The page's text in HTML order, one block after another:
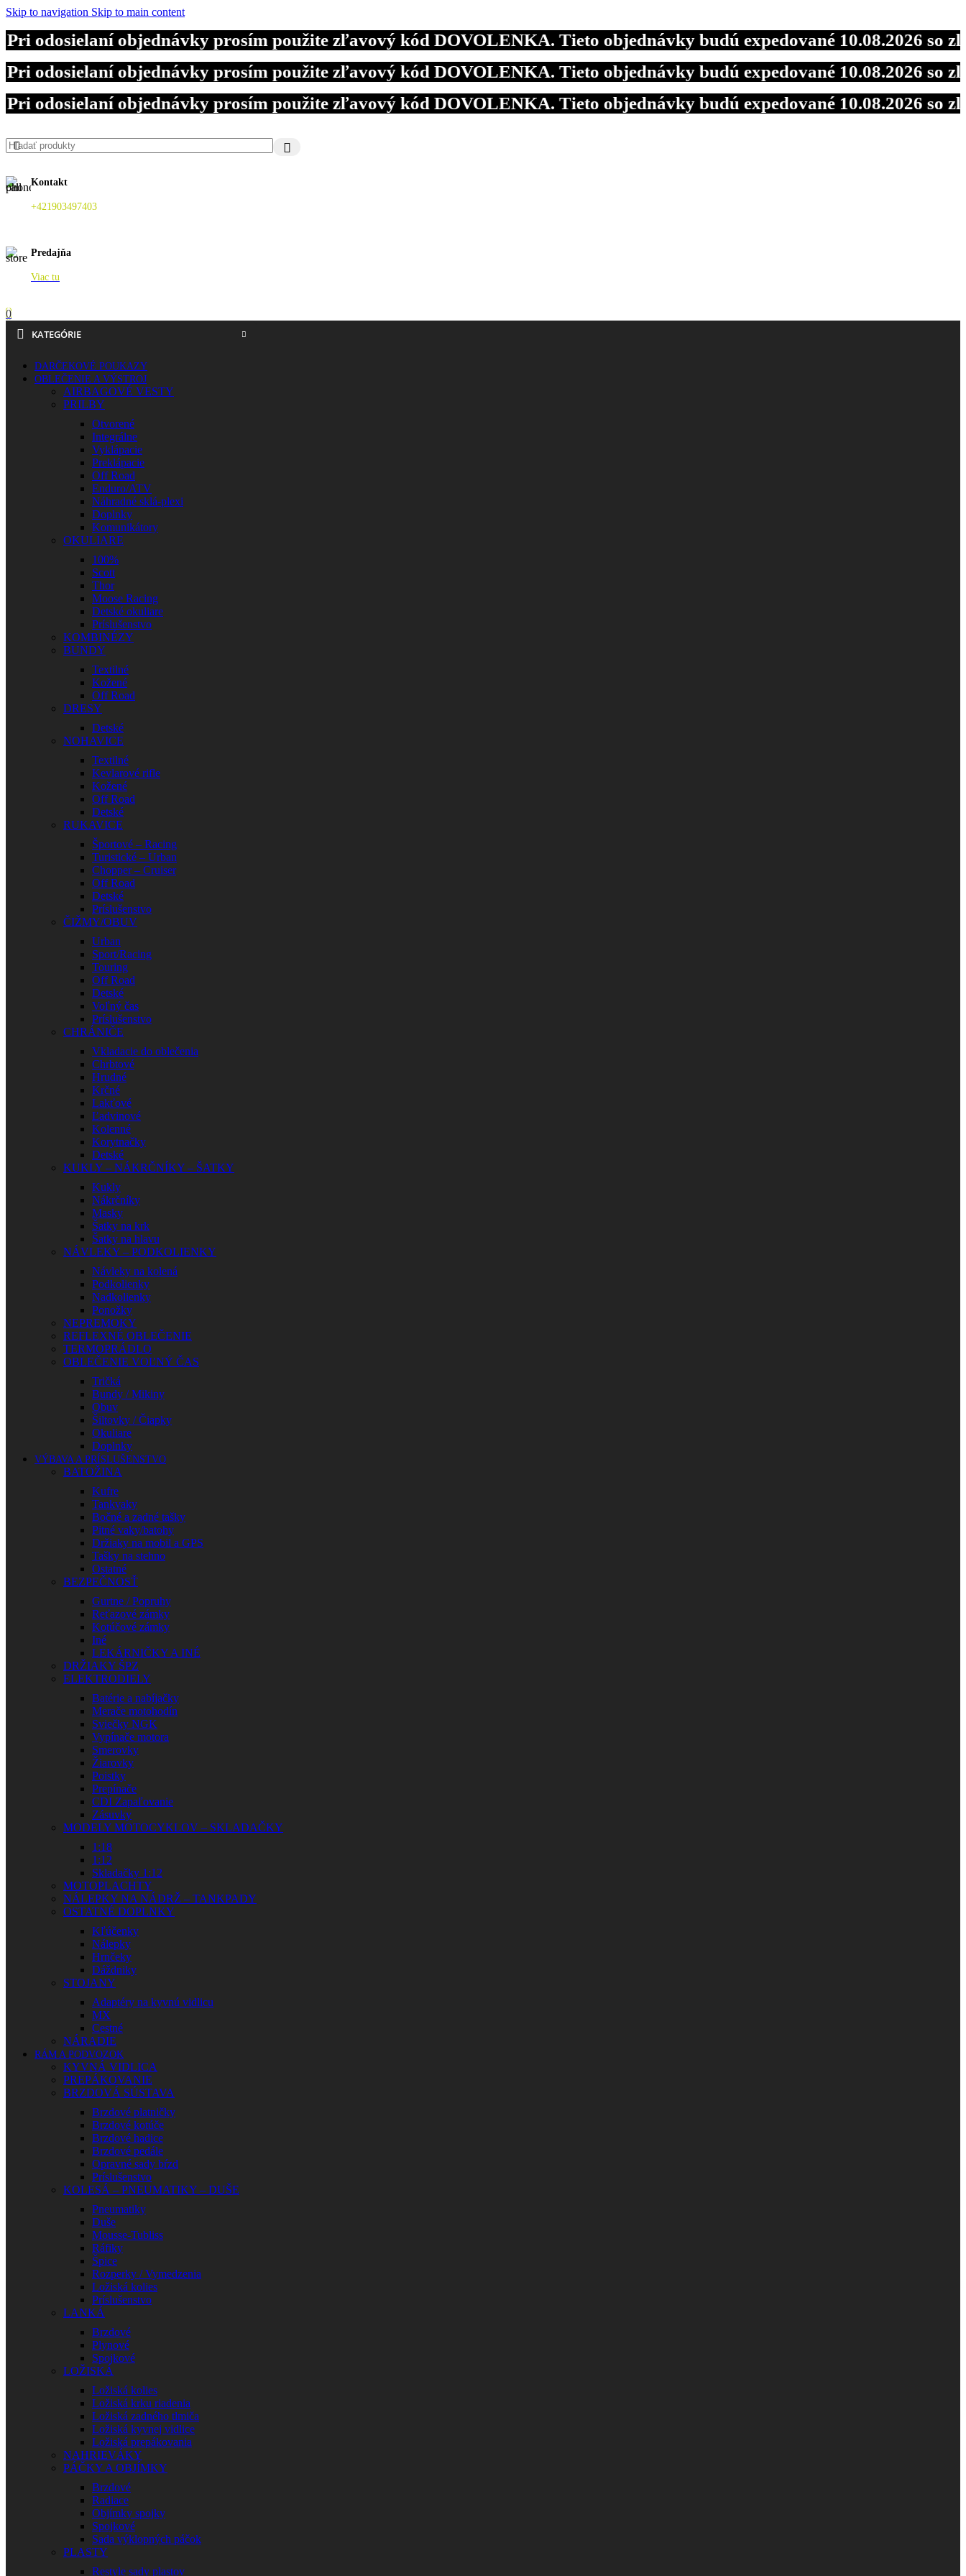
Skip to navigation Skip to main content
objednávky prosím použite zľavový kód DOVOLENKA. Tieto objednávky budú expedované 10.08.2026 so zľavou
objednávky prosím použite zľavový kód DOVOLENKA. Tieto objednávky budú expedované 10.08.2026 so zľavou
objednávky prosím použite zľavový kód DOVOLENKA. Tieto objednávky budú expedované 10.08.2026 so zľavou
Kontakt
+421903497403
Predajňa
Viac tu
0
KATEGÓRIE
DARČEKOVÉ POUKAZY
OBLEČENIE A VÝSTROJ
AIRBAGOVÉ VESTY
PRILBY
Otvorené
Integrálne
Vyklápacie
Preklápacie
Off Road
Enduro/ATV
Náhradné sklá-plexi
Doplnky
Komunikátory
OKULIARE
100%
Scott
Thor
Moose Racing
Detské okuliare
Príslušenstvo
KOMBINÉZY
BUNDY
Textilné
Kožené
Off Road
DRESY
Detské
NOHAVICE
Textilné
Kevlarové rifle
Kožené
Off Road
Detské
RUKAVICE
Športové – Racing
Turistické – Urban
Chopper – Cruiser
Off Road
Detské
Príslušenstvo
ČIŽMY/OBUV
Urban
Sport/Racing
Touring
Off Road
Detské
Voľný čas
Príslušenstvo
CHRÁNIČE
Vkladacie do oblečenia
Chrbtové
Hrudné
Krčné
Lakťové
Ľadvinové
Kolenné
Korytnačky
Detské
KUKLY – NÁKRČNÍKY – ŠATKY
Kukly
Nákrčníky
Masky
Šatky na krk
Šatky na hlavu
NÁVLEKY – PODKOLIENKY
Návleky na kolená
Podkolienky
Nadkolienky
Ponožky
NEPREMOKY
REFLEXNÉ OBLEČENIE
TERMOPRÁDLO
OBLEČENIE VOĽNÝ ČAS
Tričká
Bundy / Mikiny
Obuv
Šiltovky / Čiapky
Okuliare
Doplnky
VÝBAVA A PRÍSLUŠENSTVO
BATOŽINA
Kufre
Tankvaky
Bočné a zadné tašky
Pitné vaky/batohy
Držiaky na mobil a GPS
Tašky na stehno
Ostatné
BEZPEČNOSŤ
Gurtne / Popruhy
Reťazové zámky
Kotúčové zámky
Iné
LEKÁRNIČKY A INÉ
DRŽIAKY ŠPZ
ELEKTRODIELY
Batérie a nabíjačky
Merače motohodín
Sviečky NGK
Vypínače motora
Smerovky
Žiarovky
Poistky
Prepínače
CDI Zapaľovanie
Zásuvky
MODELY MOTOCYKLOV – SKLADAČKY
1:18
1:12
Skladačky 1:12
MOTOPLACHTY
NÁLEPKY NA NÁDRŽ – TANKPADY
OSTATNÉ DOPLNKY
Kľúčenky
Nálepky
Hrnčeky
Dáždniky
STOJANY
Adaptéry na kyvnú vidlicu
MX
Cestné
NÁRADIE
RÁM A PODVOZOK
KYVNÁ VIDLICA
PREPÁKOVANIE
BRZDOVÁ SÚSTAVA
Brzdové platničky
Brzdové kotúče
Brzdové hadice
Brzdové pedále
Opravné sady bŕzd
Príslušenstvo
KOLESÁ – PNEUMATIKY – DUŠE
Pneumatiky
Duše
Mousse-Tubliss
Ráfiky
Špice
Rozperky / Vymedzenia
Ložiská kolies
Príslušenstvo
LANKÁ
Brzdové
Plynové
Spojkové
LOŽISKÁ
Ložiská kolies
Ložiská krku riadenia
Ložiská zadného tlmiča
Ložiská kyvnej vidlice
Ložiská prepákovania
NAHRIEVÁKY
PÁČKY A OBJÍMKY
Brzdové
Radiace
Objímky spojky
Spojkové
Sada výklopných páčok
PLASTY
Restyle sady plastov